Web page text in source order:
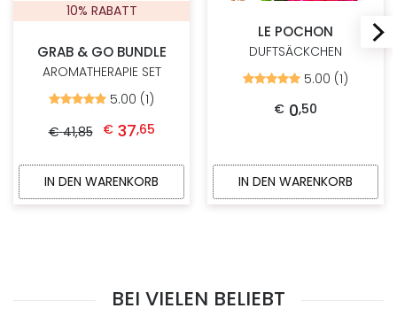
10% RABATT
GRAB & GO BUNDLE
AROMATHERAPIE SET
Bewertet
5.00
von
5.00 (1)
€ 41,85
Ursprünglicher Preis war: € 41,85
€ 37,65
IN DEN WARENKORB
LE POCHON
DUFTSÄCKCHEN
Bewertet
5.00
von
5.00 (1)
€ 0,50
IN DEN WARENKORB
BEI VIELEN BELIEBT